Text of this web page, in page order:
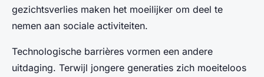
gezichtsverlies maken het moeilijker om deel te
nemen aan sociale activiteiten.
Technologische barrières vormen een andere
uitdaging. Terwijl jongere generaties zich moeiteloos